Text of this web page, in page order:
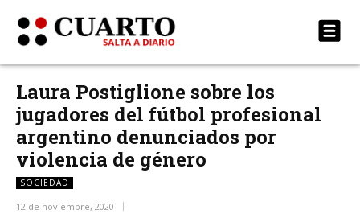
Laura Postiglione sobre los
jugadores del fútbol profesional
argentino denunciados por
violencia de género
SOCIEDAD
12 de noviembre, 2020